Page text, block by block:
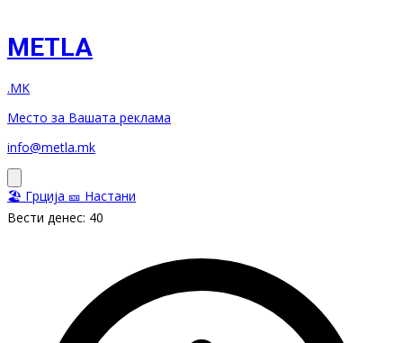
METLA
.MK
Место за Вашата реклама
info@metla.mk
🏖️ Грција 🎫 Настани
Вести денес: 40